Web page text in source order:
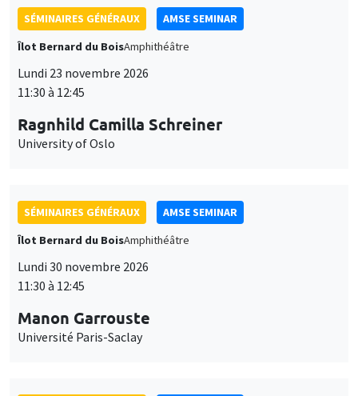
SÉMINAIRES GÉNÉRAUX
AMSE SEMINAR
Îlot Bernard du BoisAmphithéâtre
Lundi 23 novembre 2026
11:30 à 12:45
Ragnhild Camilla Schreiner
University of Oslo
SÉMINAIRES GÉNÉRAUX
AMSE SEMINAR
Îlot Bernard du BoisAmphithéâtre
Lundi 30 novembre 2026
11:30 à 12:45
Manon Garrouste
Université Paris-Saclay